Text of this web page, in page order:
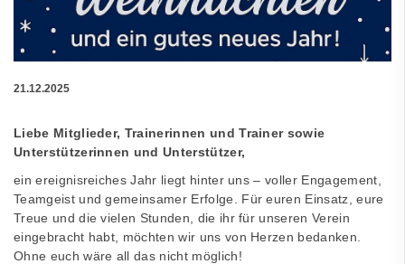
21.12.2025
Liebe Mitglieder, Trainerinnen und Trainer sowie
Unterstützerinnen und Unterstützer,
ein ereignisreiches Jahr liegt hinter uns – voller Engagement,
Teamgeist und gemeinsamer Erfolge. Für euren Einsatz, eure
Treue und die vielen Stunden, die ihr für unseren Verein
eingebracht habt, möchten wir uns von Herzen bedanken.
Ohne euch wäre all das nicht möglich!